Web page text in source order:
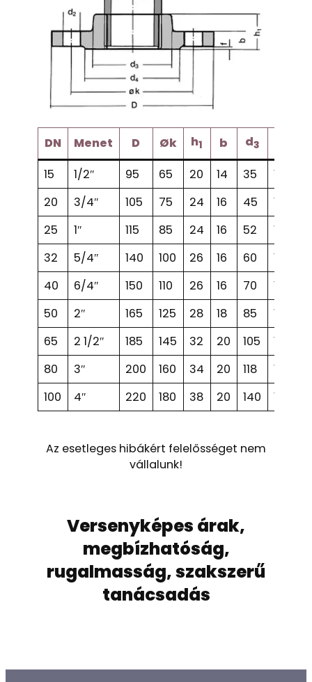
DN Menet D Øk h1 b d3
15
1/2″ 95 65 20 14 35 14
20
3/4″ 105 75 24 16 45 14
25
1″ 115 85 24 16 52 14
32
5/4″ 140 100 26 16 60 18
40
6/4″ 150 110 26 16 70 18
50
2″ 165 125 28 18 85 18
65
2 1/2″ 185 145 32 20 105 18
80
3″ 200 160 34 20 118 18
100
4″ 220 180 38 20 140 18
Az esetleges hibákért felelősséget nem
vállalunk!
Versenyképes árak,
megbízhatóság,
rugalmasság, szakszerű
tanácsadás